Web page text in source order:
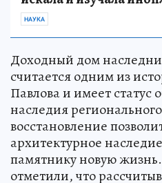
НАУКА
Доходный дом
считается одним из
Павлова и имеет статус
наследия
восстановление
архитектурное
памятнику новую
отметили, что